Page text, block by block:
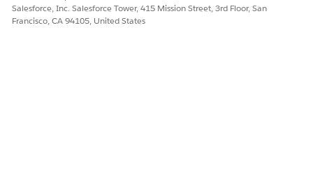
Ja Nei
Salesforce, Inc. Salesforce Tower, 415 Mission Street, 3rd Floor, San
Francisco, CA 94105, United States